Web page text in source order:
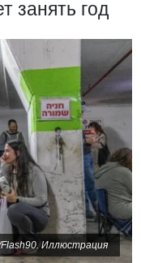
занять год
Flash90. Иллюстрация